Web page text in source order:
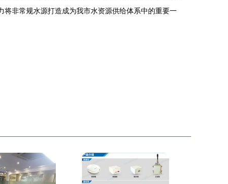
非常规水源打造成为我市水资源供给体系中的重要一